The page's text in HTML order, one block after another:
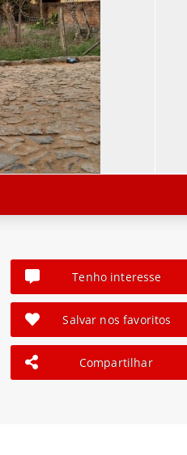
Tenho interesse
Salvar nos favoritos
Compartilhar